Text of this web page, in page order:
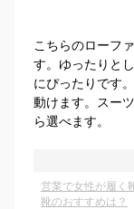
こちらのローフ
す。ゆったりと
にぴったりです
動けます。スー
ら選べます。
営業で女性が履く
靴のおすすめは？